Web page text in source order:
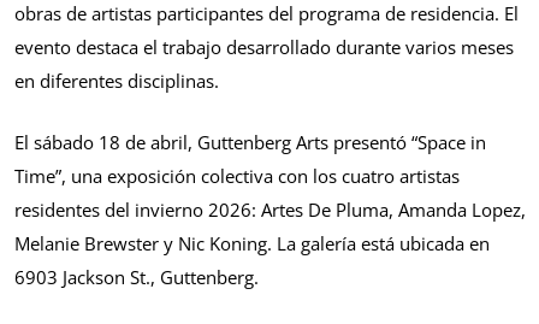
obras de artistas participantes del programa de residencia. El
evento destaca el trabajo desarrollado durante varios meses
en diferentes disciplinas.
El sábado 18 de abril, Guttenberg Arts presentó “Space in
Time”, una exposición colectiva con los cuatro artistas
residentes del invierno 2026: Artes De Pluma, Amanda Lopez,
Melanie Brewster y Nic Koning. La galería está ubicada en
6903 Jackson St., Guttenberg.